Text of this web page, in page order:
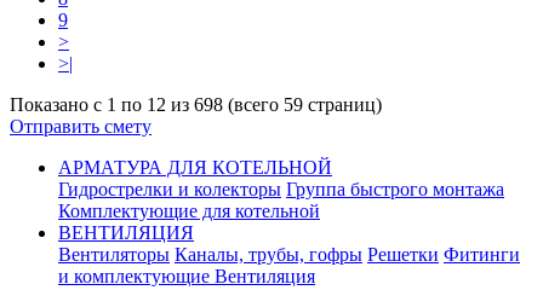
9
>
>|
Показано с 1 по 12 из 698 (всего 59 страниц)
Отправить смету
АРМАТУРА ДЛЯ КОТЕЛЬНОЙ
Гидрострелки и колекторы Группа быстрого монтажа
Комплектующие для котельной
ВЕНТИЛЯЦИЯ
Вентиляторы Каналы, трубы, гофры Решетки Фитинги
и комплектующие Вентиляция